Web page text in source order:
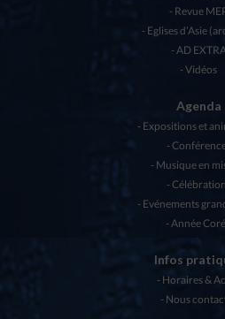
Revue
Eglises d’Asie
AD
Vidéos
Agenda
Expositions et
Musique en
Evénements
Année
Infos
Horaires &
Nous